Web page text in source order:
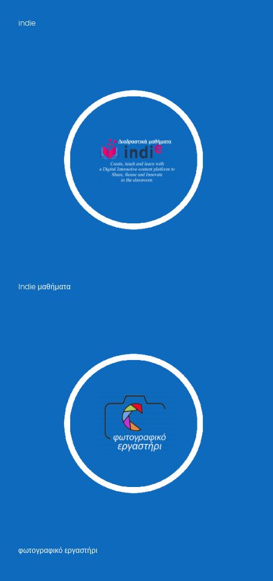
indie
Indie μαθήματα
φωτογραφικό εργαστήρι